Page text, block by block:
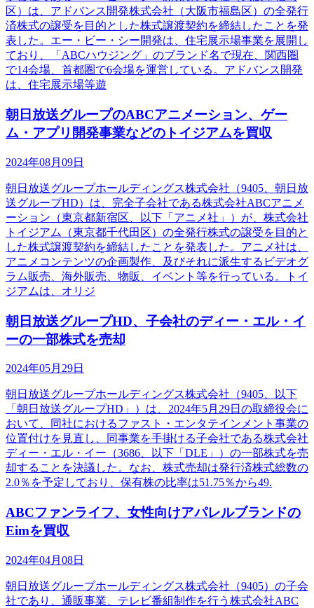
区）は、アドバンス開発株式会社（大阪市福島区）の全発行
済株式の譲受を目的とした株式譲渡契約を締結したことを発
表した。エー・ビー・シー開発は、住宅展示場事業を展開し
ており、「ABCハウジング」のブランド名で現在、関西圏
で14会場、首都圏で6会場を運営している。アドバンス開発
は、住宅展示場等遊
朝日放送グループのABCアニメーション、ゲー
ム・アプリ開発事業などのトイジアムを買収
2024年08月09日
朝日放送グループホールディングス株式会社（9405、朝日放
送グループHD）は、完全子会社である株式会社ABCアニメ
ーション（東京都新宿区、以下「アニメ社」）が、株式会社
トイジアム（東京都千代田区）の全発行株式の譲受を目的と
した株式譲渡契約を締結したことを発表した。アニメ社は、
アニメコンテンツの企画製作、及びそれに派生するビデオグ
ラム販売、海外販売、物販、イベント等を行っている。トイ
ジアムは、オリジ
朝日放送グループHD、子会社のディー・エル・イ
ーの一部株式を売却
2024年05月29日
朝日放送グループホールディングス株式会社（9405、以下
「朝日放送グループHD」）は、2024年5月29日の取締役会に
おいて、同社におけるファスト・エンタテインメント事業の
位置付けを見直し、同事業を手掛ける子会社である株式会社
ディー・エル・イー（3686、以下「DLE」）の一部株式を売
却することを決議した。なお、株式売却は発行済株式総数の
2.0％を予定しており、保有株の比率は51.75％から49.
ABCファンライフ、女性向けアパレルブランドの
Eimを買収
2024年04月08日
朝日放送グループホールディングス株式会社（9405）の子会
社であり、通販事業、テレビ番組制作を行う株式会社ABC